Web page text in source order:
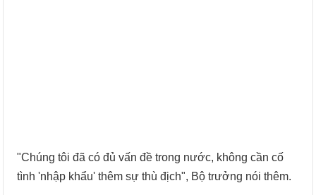
"Chúng tôi đã có đủ vấn đề trong nước, không cần cố
tình 'nhập khẩu' thêm sự thù địch", Bộ trưởng nói thêm.